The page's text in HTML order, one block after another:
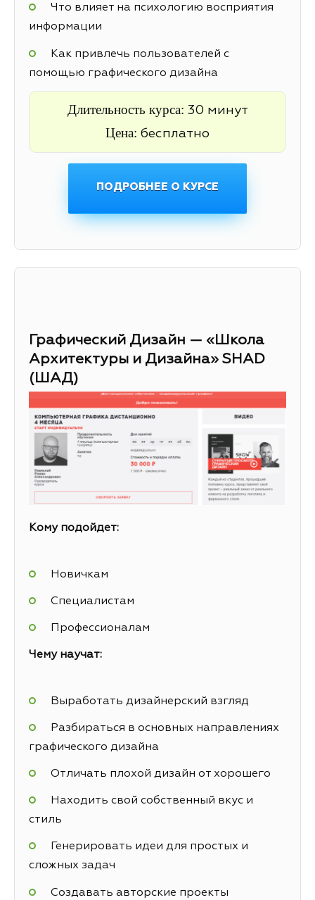
Что влияет на психологию восприятия
информации
Как привлечь пользователей с
помощью графического дизайна
Длительность курса: 30 минут
Цена: бесплатно
ПОДРОБНЕЕ О КУРСЕ
Графический Дизайн — «Школа
Архитектуры и Дизайна» SHAD
(ШАД)
Кому подойдет:
Новичкам
Специалистам
Профессионалам
Чему научат:
Выработать дизайнерский взгляд
Разбираться в основных направлениях
графического дизайна
Отличать плохой дизайн от хорошего
Находить свой собственный вкус и
стиль
Генерировать идеи для простых и
сложных задач
Создавать авторские проекты